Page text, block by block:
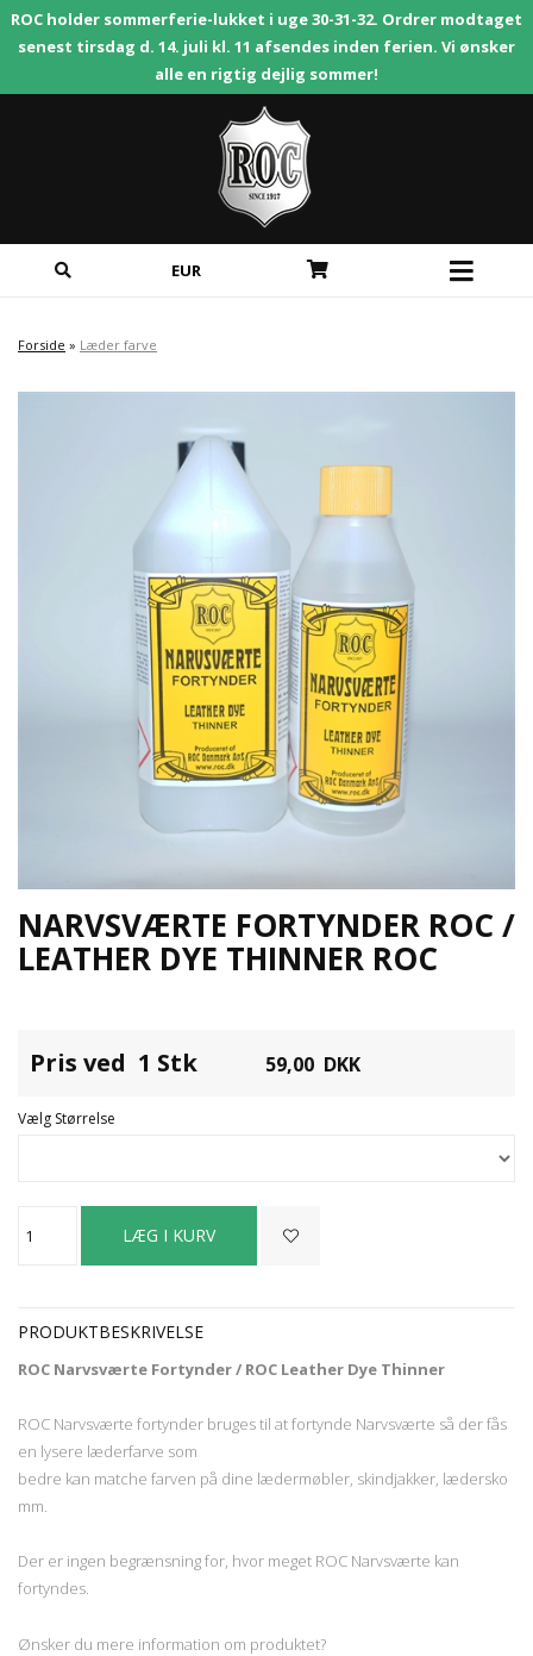
ROC holder sommerferie-lukket i uge 30-31-32. Ordrer modtaget
senest tirsdag d. 14. juli kl. 11 afsendes inden ferien. Vi ønsker
alle en rigtig dejlig sommer!
EUR
Forside » Læder farve
NARVSVÆRTE FORTYNDER ROC /
LEATHER DYE THINNER ROC
Pris ved 1 Stk 59,00 DKK
Vælg Størrelse
PRODUKTBESKRIVELSE
ROC Narvsværte Fortynder / ROC Leather Dye Thinner
ROC Narvsværte fortynder bruges til at fortynde Narvsværte så der fås
en lysere læderfarve som
bedre kan matche farven på dine lædermøbler, skindjakker, lædersko
mm.
Der er ingen begrænsning for, hvor meget ROC Narvsværte kan
fortyndes.
Ønsker du mere information om produktet?